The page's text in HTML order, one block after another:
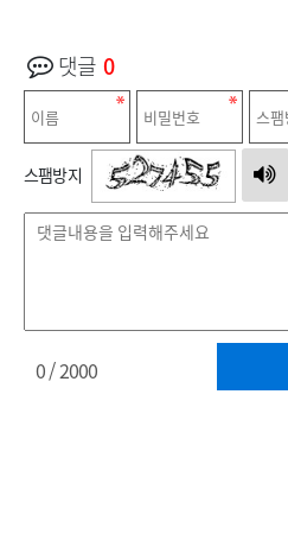
댓글 0
스팸방지
0/ 2000